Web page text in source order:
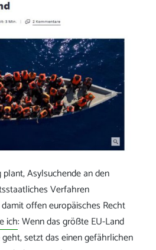
Asylsuchende an den
Verfahren
offen europäisches Recht
ich: Wenn das größte EU-Land
setzt das einen gefährlichen